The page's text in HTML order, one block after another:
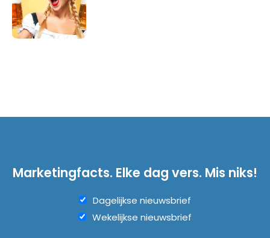
Marketingfacts. Elke dag vers. Mis niks!
Dagelijkse nieuwsbrief
Wekelijkse nieuwsbrief